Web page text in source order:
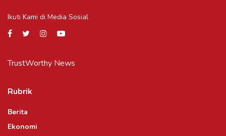
Ikuti Kami di Media Sosial
TrustWorthy News
Rubrik
Berita
Ekonomi